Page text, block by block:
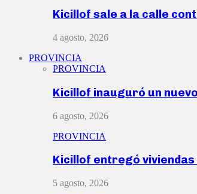
Kicillof sale a la calle
4 agosto, 2026
PROVINCIA
PROVINCIA
Kicillof inauguró un
6 agosto, 2026
PROVINCIA
Kicillof entregó
5 agosto, 2026